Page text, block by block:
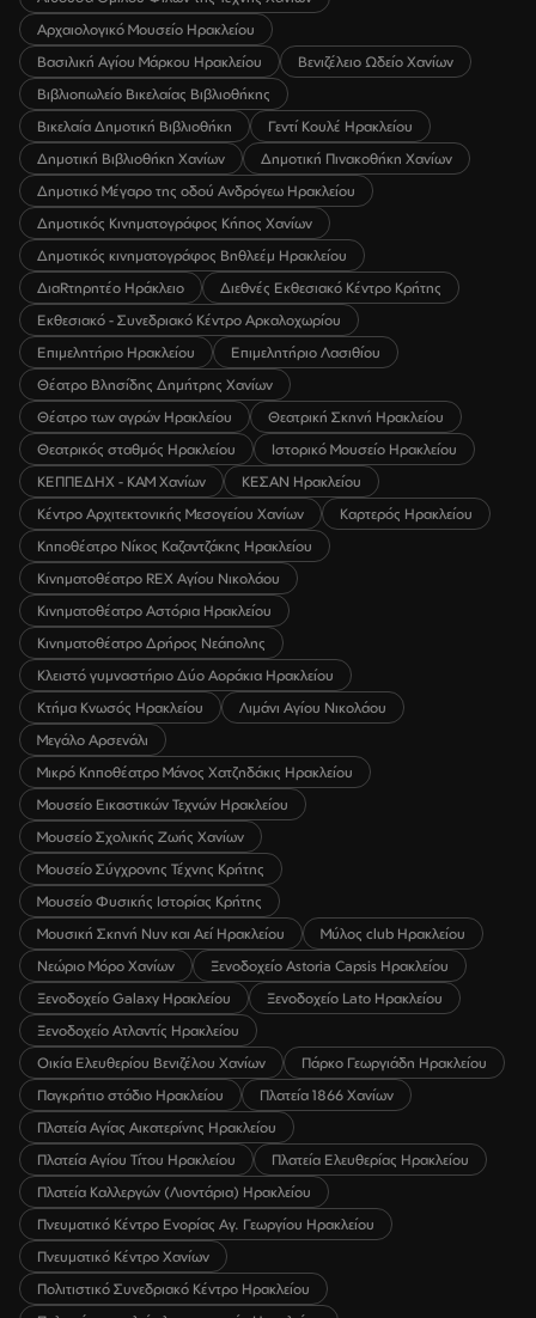
Αρχαιολογικό Μουσείο Ηρακλείου
Βασιλική Αγίου Μάρκου Ηρακλείου
Βενιζέλειο Ωδείο Χανίων
Βιβλιοπωλείο Βικελαίας Βιβλιοθήκης
Βικελαία Δημοτική Βιβλιοθήκη
Γεντί Κουλέ Ηρακλείου
Δημοτική Βιβλιοθήκη Χανίων
Δημοτική Πινακοθήκη Χανίων
Δημοτικό Μέγαρο της οδού Ανδρόγεω Ηρακλείου
Δημοτικός Κινηματογράφος Κήπος Χανίων
Δημοτικός κινηματογράφος Βηθλεέμ Ηρακλείου
ΔιαRτηρητέο Ηράκλειο
Διεθνές Εκθεσιακό Κέντρο Κρήτης
Εκθεσιακό - Συνεδριακό Κέντρο Αρκαλοχωρίου
Επιμελητήριο Ηρακλείου
Επιμελητήριο Λασιθίου
Θέατρο Βλησίδης Δημήτρης Χανίων
Θέατρο των αγρών Ηρακλείου
Θεατρική Σκηνή Ηρακλείου
Θεατρικός σταθμός Ηρακλείου
Ιστορικό Μουσείο Ηρακλείου
ΚΕΠΠΕΔΗΧ - ΚΑΜ Χανίων
ΚΕΣΑΝ Ηρακλείου
Κέντρο Αρχιτεκτονικής Μεσογείου Χανίων
Καρτερός Ηρακλείου
Κηποθέατρο Νίκος Καζαντζάκης Ηρακλείου
Κινηματοθέατρο REX Αγίου Νικολάου
Κινηματοθέατρο Αστόρια Ηρακλείου
Κινηματοθέατρο Δρήρος Νεάπολης
Κλειστό γυμναστήριο Δύο Αοράκια Ηρακλείου
Κτήμα Κνωσός Ηρακλείου
Λιμάνι Αγίου Νικολάου
Μεγάλο Αρσενάλι
Μικρό Κηποθέατρο Μάνος Χατζηδάκις Ηρακλείου
Μουσείο Εικαστικών Τεχνών Ηρακλείου
Μουσείο Σχολικής Ζωής Χανίων
Μουσείο Σύγχρονης Τέχνης Κρήτης
Μουσείο Φυσικής Ιστορίας Κρήτης
Μουσική Σκηνή Νυν και Αεί Ηρακλείου
Μύλος club Ηρακλείου
Νεώριο Μόρο Χανίων
Ξενοδοχείο Astoria Capsis Ηρακλείου
Ξενοδοχείο Galaxy Ηρακλείου
Ξενοδοχείο Lato Ηρακλείου
Ξενοδοχείο Ατλαντίς Ηρακλείου
Οικία Ελευθερίου Βενιζέλου Χανίων
Πάρκο Γεωργιάδη Ηρακλείου
Παγκρήτιο στάδιο Ηρακλείου
Πλατεία 1866 Χανίων
Πλατεία Αγίας Αικατερίνης Ηρακλείου
Πλατεία Αγίου Τίτου Ηρακλείου
Πλατεία Ελευθερίας Ηρακλείου
Πλατεία Καλλεργών (Λιοντάρια) Ηρακλείου
Πνευματικό Κέντρο Ενορίας Αγ. Γεωργίου Ηρακλείου
Πνευματικό Κέντρο Χανίων
Πολιτιστικό Συνεδριακό Κέντρο Ηρακλείου